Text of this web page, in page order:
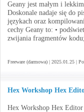
Geany jest małym i
Doskonale nadaje się do
językach oraz
cechy Geany to: •
zwijania fragmentów
Freeware (darmowa) | 2025.01.25 |
Hex Workshop Hex
Hex Workshop Hex